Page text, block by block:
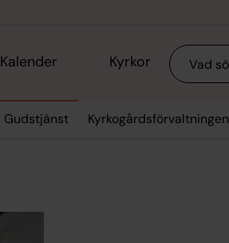
Kalender Kyrkor Sök
Gudstjänst Kyrkogårdsförvaltningen